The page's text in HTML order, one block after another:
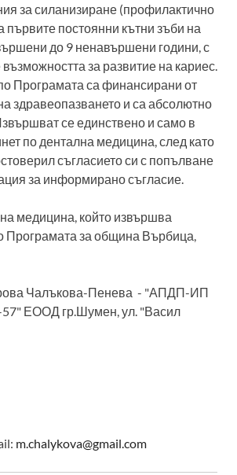
за силанизиране (профилактично
първите постоянни кътни зъби на
до 9 ненавършени години, с
за развитие на кариес.
Програмата са финансирани от
здравеопазването и са абсолютно
се единствено и само в
по дентална медицина, след като
съгласието си с попълване
за информирано съгласие.
медицина, който извършва
Програмата за община Върбица,
Чалъкова-Пенева - "АПДП-ИП
ЕООД гр.Шумен, ул. "Васил
m.chalykova@gmail.com